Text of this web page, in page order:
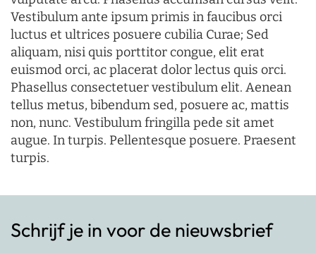
Vestibulum ante ipsum primis in faucibus orci
luctus et ultrices posuere cubilia Curae; Sed
aliquam, nisi quis porttitor congue, elit erat
euismod orci, ac placerat dolor lectus quis orci.
Phasellus consectetuer vestibulum elit. Aenean
tellus metus, bibendum sed, posuere ac, mattis
non, nunc. Vestibulum fringilla pede sit amet
augue. In turpis. Pellentesque posuere. Praesent
turpis.
Schrijf je in voor de nieuwsbrief